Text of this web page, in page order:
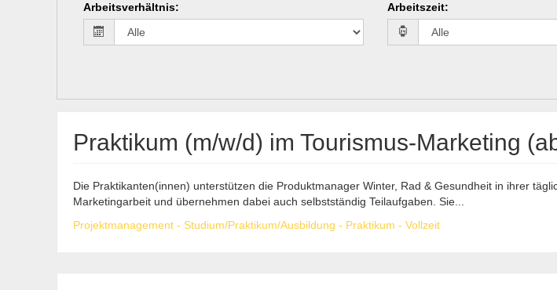
Arbeitsverhältnis: Arbeitszeit:
Praktikum (m/w/d) im Tourismus-Marketing
Die Praktikanten(innen) unterstützen die Produktmanager Winter, Rad & Gesundheit in ihrer
Marketingarbeit und übernehmen dabei auch selbstständig Teilaufgaben. Sie...
Projektmanagement - Studium/Praktikum/Ausbildung - Praktikum - Vollzeit